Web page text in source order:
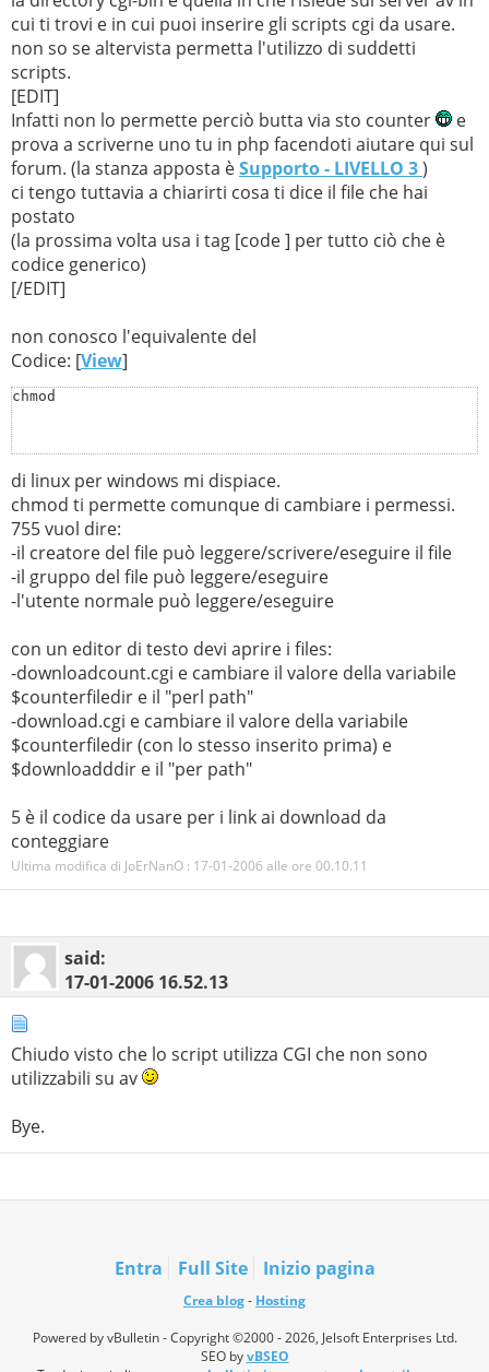
cui ti trovi e in cui puoi inserire gli scripts cgi da usare.
non so se altervista permetta l'utilizzo di suddetti
scripts.
[EDIT]
Infatti non lo permette perciò butta via sto counter
e
prova a scriverne uno tu in php facendoti aiutare qui sul
forum. (la stanza apposta èSupporto - LIVELLO 3)
ci tengo tuttavia a chiarirti cosa ti dice il file che hai
postato
(la prossima volta usa i tag [code ] per tutto ciò che è
codice generico)
[/EDIT]
non conosco l'equivalente del
Codice: [View]
chmod
di linux per windows mi dispiace.
chmod ti permette comunque di cambiare i permessi.
755 vuol dire:
-il creatore del file può leggere/scrivere/eseguire il file
-il gruppo del file può leggere/eseguire
-l'utente normale può leggere/eseguire
con un editor di testo devi aprire i files:
-downloadcount.cgi e cambiare il valore della variabile
$counterfiledir e il "perl path"
-download.cgi e cambiare il valore della variabile
$counterfiledir (con lo stesso inserito prima) e
$downloadddir e il "per path"
5 è il codice da usare per i link ai download da
conteggiare
Ultima modifica di JoErNanO : 17-01-2006 alle ore 00.10.11
said:
17-01-2006 16.52.13
Chiudo visto che lo script utilizza CGI che non sono
utilizzabili su av
Bye.
Entra Full Site Inizio pagina
Crea blog- Hosting
Powered by vBulletin - Copyright ©2000 - 2026, Jelsoft Enterprises Ltd.
SEO byvBSEO